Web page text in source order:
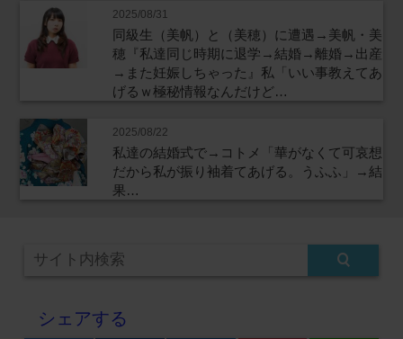
2025/08/31
同級生（美帆）と（美穂）に遭遇→美帆・美
穂『私達同じ時期に退学→結婚→離婚→出産
→また妊娠しちゃった』私「いい事教えてあ
げるｗ極秘情報なんだけど…
2025/08/22
私達の結婚式で→コトメ「華がなくて可哀想
だから私が振り袖着てあげる。うふふ」→結
果…
シェアする